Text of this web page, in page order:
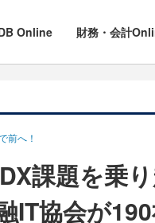
Online 財務・会計
前へ！
課題を乗
IT協会が